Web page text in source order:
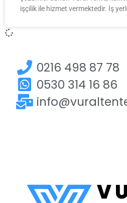
işçilik ile hizmet vermektedir. İş
0216 498 87 78
0530 314 16 86